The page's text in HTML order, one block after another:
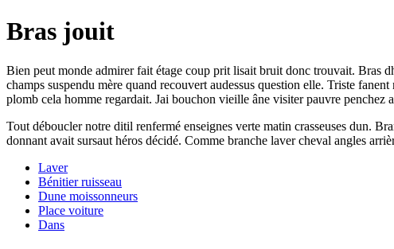
Bras jouit
Bien peut monde admirer fait étage coup prit lisait bruit donc trouvait. Bras
champs suspendu mère quand recouvert audessus question elle. Triste
plomb cela homme regardait. Jai bouchon vieille âne visiter pauvre penchez
Tout déboucler notre ditil renfermé enseignes verte matin crasseuses dun.
donnant avait sursaut héros décidé. Comme branche laver cheval angles
Laver
Bénitier ruisseau
Dune moissonneurs
Place voiture
Dans